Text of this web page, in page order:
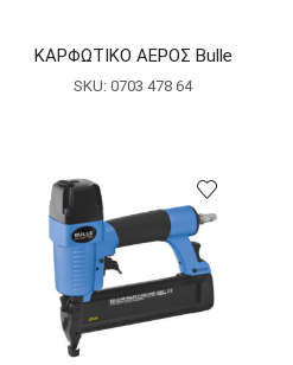
ΚΑΡΦΩΤΙΚΟ ΑΕΡΟΣ Bulle
SKU: 0703 478 64